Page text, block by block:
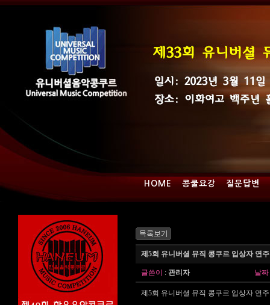
HOME 콩쿨요강 질문답변
제5회 유니버셜 뮤직 콩쿠르 입상자 연
글쓴이 : 관리자 날짜
제5회 유니버셜 뮤직 콩쿠르 입상자 연